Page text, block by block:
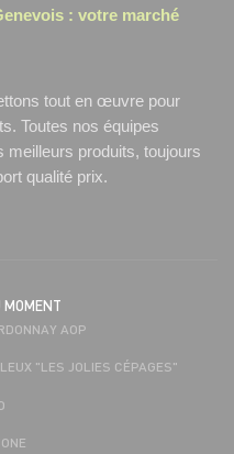
: votre marché
tout en œuvre pour
Toutes nos équipes
meilleurs produits, toujours
qualité prix.
MOMENT
AOP
"LES JOLIES CÉPAGES"